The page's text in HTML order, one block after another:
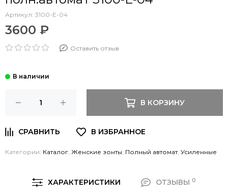
Артикул: 3100-E-04
3600 ₽
Оставить отзыв
В КОРЗИНУ
Категории: Каталог, Женские зонты, Полный автомат, Усиленные
ХАРАКТЕРИСТИКИ ОТЗЫВЫ 0